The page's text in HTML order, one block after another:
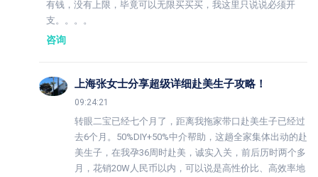
有钱，没有上限，毕竟可以无限买买买，我这里只说说必须开
支。。。。
咨询
上海张女士分享超级详细赴美生子攻略！
09:24:21
转眼二宝已经七个月了，距离我拖家带口赴美生子已经过
去6个月。50%DIY+50%中介帮助，这趟全家集体出动的赴
美生子，在我孕36周时赴美，诚实入关，前后历时两个多
月，花销20W人民币以内，可以说是高性价比、高效率地